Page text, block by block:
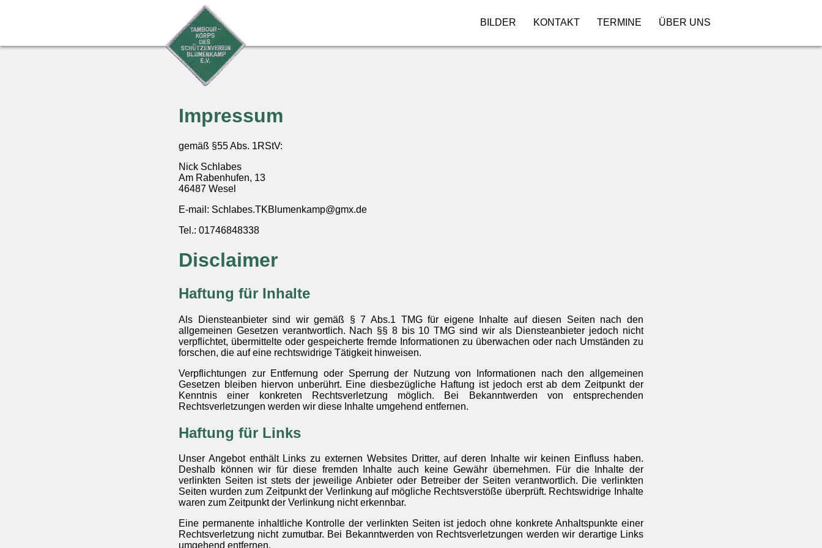
ÜBER UNS
TERMINE
KONTAKT
BILDER
Impressum
gemäß §55 Abs. 1RStV:
Nick Schlabes
Am Rabenhufen, 13
46487 Wesel
E-mail: Schlabes.TKBlumenkamp@gmx.de
Tel.: 01746848338
Disclaimer
Haftung für Inhalte
Als Diensteanbieter sind wir gemäß § 7 Abs.1 TMG für eigene Inhalte auf diesen Seiten nach den
allgemeinen Gesetzen verantwortlich. Nach §§ 8 bis 10 TMG sind wir als Diensteanbieter jedoch nicht
verpflichtet, übermittelte oder gespeicherte fremde Informationen zu überwachen oder nach Umständen zu
forschen, die auf eine rechtswidrige Tätigkeit hinweisen.
Verpflichtungen zur Entfernung oder Sperrung der Nutzung von Informationen nach den allgemeinen
Gesetzen bleiben hiervon unberührt. Eine diesbezügliche Haftung ist jedoch erst ab dem Zeitpunkt der
Kenntnis einer konkreten Rechtsverletzung möglich. Bei Bekanntwerden von entsprechenden
Rechtsverletzungen werden wir diese Inhalte umgehend entfernen.
Haftung für Links
Unser Angebot enthält Links zu externen Websites Dritter, auf deren Inhalte wir keinen Einfluss haben.
Deshalb können wir für diese fremden Inhalte auch keine Gewähr übernehmen. Für die Inhalte der
verlinkten Seiten ist stets der jeweilige Anbieter oder Betreiber der Seiten verantwortlich. Die verlinkten
Seiten wurden zum Zeitpunkt der Verlinkung auf mögliche Rechtsverstöße überprüft. Rechtswidrige Inhalte
waren zum Zeitpunkt der Verlinkung nicht erkennbar.
Eine permanente inhaltliche Kontrolle der verlinkten Seiten ist jedoch ohne konkrete Anhaltspunkte einer
Rechtsverletzung nicht zumutbar. Bei Bekanntwerden von Rechtsverletzungen werden wir derartige Links
umgehend entfernen.